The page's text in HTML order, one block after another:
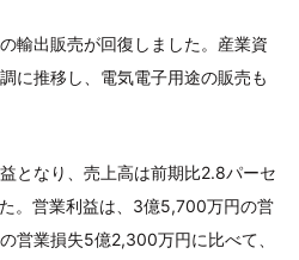
輸出販売が回復しました。産業資
に推移し、電気電子用途の販売も
となり、売上高は前期比2.8パーセ
。営業利益は、3億5,700万円の営
営業損失5億2,300万円に比べて、